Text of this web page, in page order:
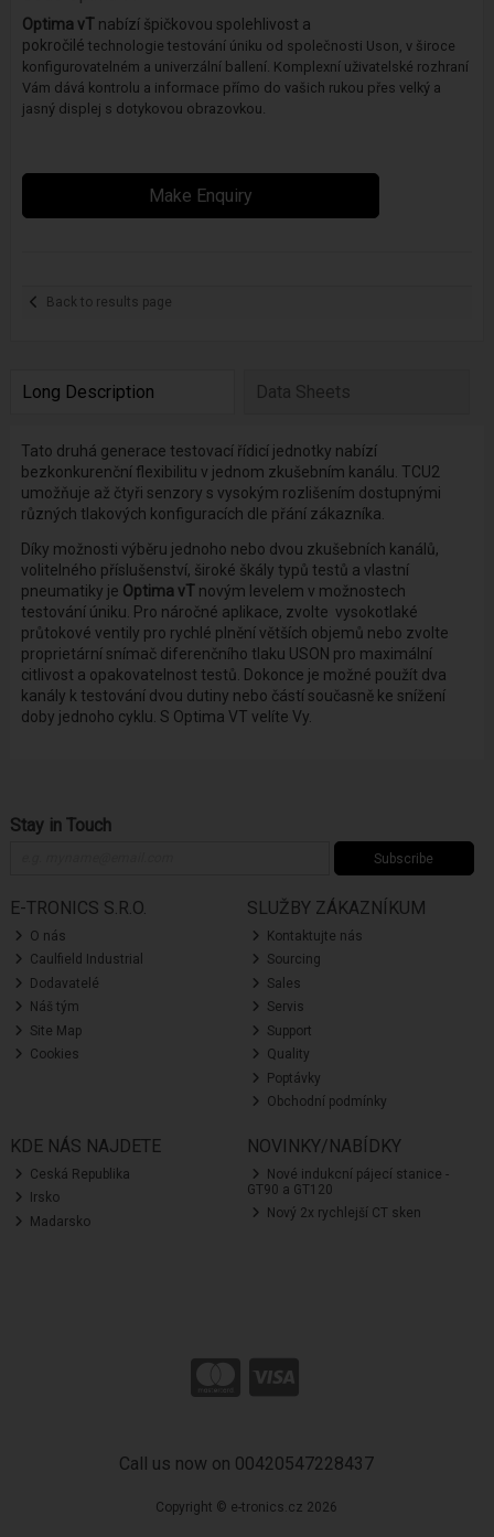
Optima vTnabízí špičkovou spolehlivost a
pokročilé technologie testování úniku od společnosti Uson, v široce
konfigurovatelném a univerzální ballení. Komplexní uživatelské rozhraní
Vám dává kontrolu a informace přímo do vašich rukou přes velký a
jasný displej s dotykovou obrazovkou.
Make Enquiry
Back to results page
Long Description Data Sheets
Tato druhá generace testovací řídicí jednotky nabízí
bezkonkurenční flexibilitu v jednom zkušebním kanálu. TCU2
umožňuje až čtyři senzory s vysokým rozlišením dostupnými
různých tlakových konfiguracích dle přání zákazníka.
Díky možnosti výběru jednoho nebo dvou zkušebních kanálů,
volitelného příslušenství, široké škály typů testů a vlastní
pneumatiky je Optima vTnovým levelem v možnostech
testování úniku. Pro náročné aplikace, zvolte vysokotlaké
průtokové ventily pro rychlé plnění větších objemů nebo zvolte
proprietární snímač diferenčního tlaku USON pro maximální
citlivost a opakovatelnost testů. Dokonce je možné použít dva
kanály k testování dvou dutiny nebo částí současně ke snížení
doby jednoho cyklu. S Optima VT velíte Vy.
Stay in Touch
Subscribe
E-TRONICS S.R.O.
O nás
Caulfield Industrial
Dodavatelé
Náš tým
Site Map
Cookies
SLUŽBY ZÁKAZNÍKUM
Kontaktujte nás
Sourcing
Sales
Servis
Support
Quality
Poptávky
Obchodní podmínky
KDE NÁS NAJDETE
Ceská Republika
Irsko
Madarsko
NOVINKY/NABÍDKY
Nové indukcní pájecí stanice -
GT90 a GT120
Nový 2x rychlejší CT sken
Call us now on 00420547228437
Copyright © e-tronics.cz 2026